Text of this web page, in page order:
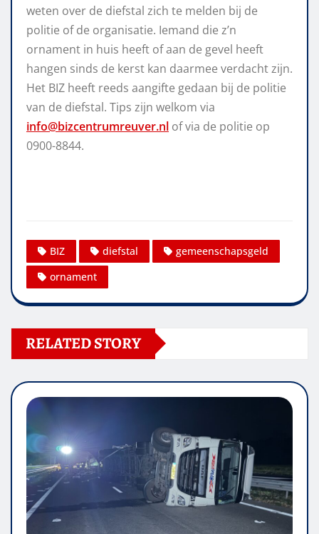
weten over de diefstal zich te melden bij de
politie of de organisatie. Iemand die z’n
ornament in huis heeft of aan de gevel heeft
hangen sinds de kerst kan daarmee verdacht zijn.
Het BIZ heeft reeds aangifte gedaan bij de politie
van de diefstal. Tips zijn welkom via
info@bizcentrumreuver.nl of via de politie op
0900-8844.
BIZ diefstal
gemeenschapsgeld
ornament
RELATED STORY